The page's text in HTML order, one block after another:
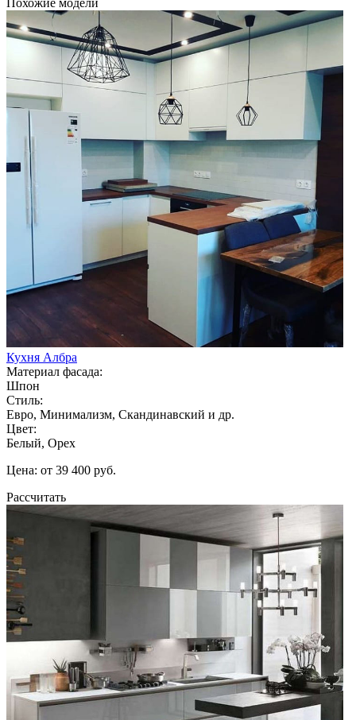
Кухня Албра
Материал фасада:
Шпон
Стиль:
Евро, Минимализм, Скандинавский и др.
Цвет:
Белый, Орех
Цена: от 39 400 руб.
Рассчитать